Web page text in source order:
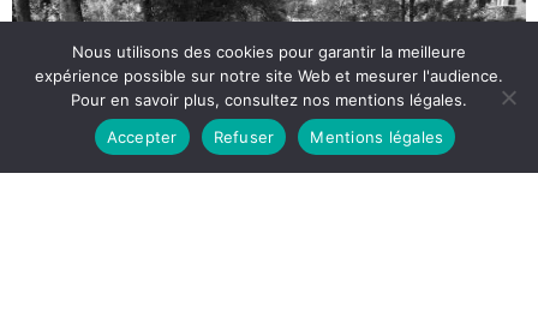
Nous utilisons des cookies pour garantir la meilleure
expérience possible sur notre site Web et mesurer l'audience.
Pour en savoir plus, consultez nos mentions légales.
Accepter
Refuser Mentions légales